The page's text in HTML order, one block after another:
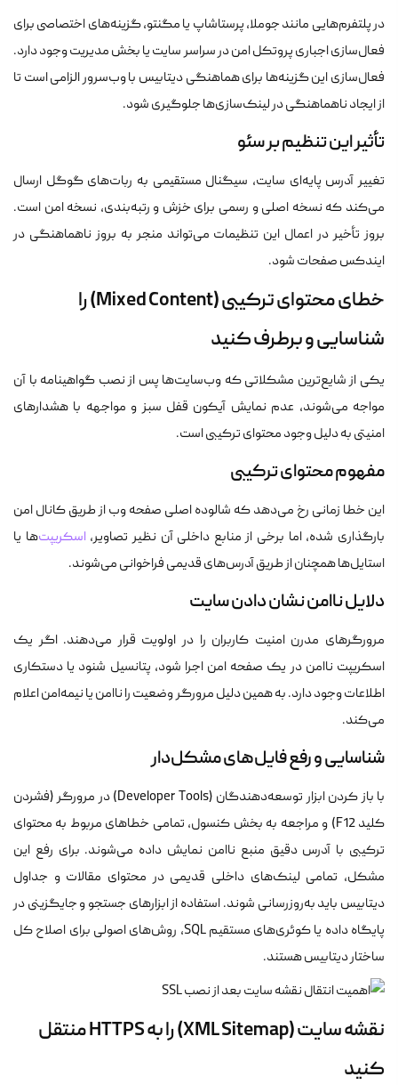
در پلتفرم‌هایی مانند جوملا، پرستاشاپ یا مگنتو، گزینه‌های اختصاصی برای
فعال‌سازی اجباری پروتکل امن در سراسر سایت یا بخش مدیریت وجود دارد.
فعال‌سازی این گزینه‌ها برای هماهنگی دیتابیس با وب‌سرور الزامی است تا
از ایجاد ناهماهنگی در لینک‌سازی‌ها جلوگیری شود.
تأثیر این تنظیم بر سئو
تغییر آدرس پایه‌ای سایت، سیگنال مستقیمی به ربات‌های گوگل ارسال
می‌کند که نسخه اصلی و رسمی برای خزش و رتبه‌بندی، نسخه امن است.
بروز تأخیر در اعمال این تنظیمات می‌تواند منجر به بروز ناهماهنگی در
ایندکس صفحات شود.
خطای محتوای ترکیبی (Mixed Content) را
شناسایی و برطرف کنید
یکی از شایع‌ترین مشکلاتی که وب‌سایت‌ها پس از نصب گواهینامه با آن
مواجه می‌شوند، عدم نمایش آیکون قفل سبز و مواجهه با هشدارهای
امنیتی به دلیل وجود محتوای ترکیبی است.
مفهوم محتوای ترکیبی
این خطا زمانی رخ می‌دهد که شالوده اصلی صفحه وب از طریق کانال امن
بارگذاری شده، اما برخی از منابع داخلی آن نظیر تصاویر،اسکریپت‌ها یا
استایل‌ها همچنان از طریق آدرس‌های قدیمی فراخوانی می‌شوند.
دلایل ناامن نشان دادن سایت
مرورگرهای مدرن امنیت کاربران را در اولویت قرار می‌دهند. اگر یک
اسکریپت ناامن در یک صفحه امن اجرا شود، پتانسیل شنود یا دستکاری
اطلاعات وجود دارد. به همین دلیل مرورگر وضعیت را ناامن یا نیمه‌امن اعلام
می‌کند.
شناسایی و رفع فایل‌های مشکل‌دار
با باز کردن ابزار توسعه‌دهندگان (Developer Tools) در مرورگر (فشردن
کلید F12) و مراجعه به بخش کنسول، تمامی خطاهای مربوط به محتوای
ترکیبی با آدرس دقیق منبع ناامن نمایش داده می‌شوند. برای رفع این
مشکل، تمامی لینک‌های داخلی قدیمی در محتوای مقالات و جداول
دیتابیس باید به‌روزرسانی شوند. استفاده از ابزارهای جستجو و جایگزینی در
پایگاه داده یا کوئری‌های مستقیم SQL، روش‌های اصولی برای اصلاح کل
ساختار دیتابیس هستند.
نقشه سایت (XML Sitemap) را به HTTPS منتقل
کنید